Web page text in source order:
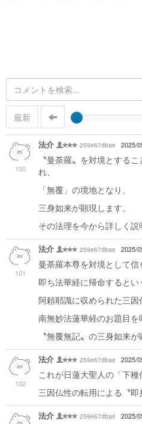
最新
100
法介 259e67dbae 2025/
〝曼荼羅〟を対境とする
れ、
「無覆」の境地となり、
三身如来が顕現します。
その法理を今から詳しく説
101
法介 259e67dbae 2025/
曼荼羅本尊を対境として信
即ち法華経に帰命するとい
阿頼耶識に収められた三因
南無妙法蓮華経のお題目
〝無覆無記〟の三身如来が
102
法介 259e67dbae 2025/
これが日蓮大聖人の「下種
三因仏性の転用による〝即
法介 259e67dbae 2025/